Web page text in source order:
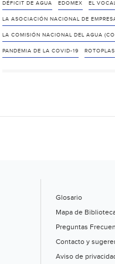
DÉFICIT DE AGUA EDOMEX EL
LA ASOCIACIÓN NACIONAL DE
LA COMISIÓN NACIONAL DEL AGUA
PANDEMIA DE LA COVID-19 ROTOPLAS
Glosario
Mapa de
Preguntas
Contacto y
Aviso de